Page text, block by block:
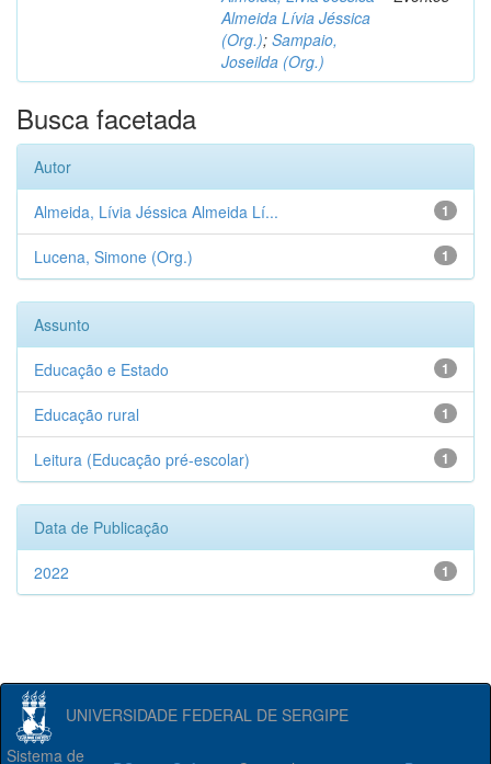
Almeida Lívia Jéssica
(Org.); Sampaio,
Joseilda (Org.)
Busca facetada
Autor
1
Almeida, Lívia Jéssica Almeida Lí...
1
Lucena, Simone (Org.)
Assunto
1
Educação e Estado
1
Educação rural
1
Leitura (Educação pré-escolar)
Data de Publicação
1
2022
UNIVERSIDADE FEDERAL DE SERGIPE
Sistema de